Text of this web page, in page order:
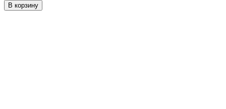
В корзину